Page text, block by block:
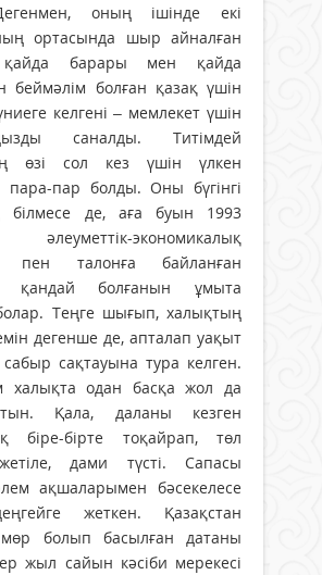
оның ішінде екі
ортасында шыр айналған
қайда барары мен қайда
беймәлім болған қазақ үшін
келгені – мемлекет үшін
саналды. Титімдей
өзі сол кез үшін үлкен
пара-пар болды. Оны бүгінгі
білмесе де, аға буын 1993
экономикалық
пен талонға байланған
қандай болғанын ұмыта
Теңге шығып, халықтың
дегенше де, апталап уақыт
сабыр сақтауына тура келген.
халықта одан басқа жол да
Қала, даланы кезген
біре-бірте тоқайрап, төл
дами түсті. Сапасы
ақшаларымен бәсекелесе
жеткен. Қазақстан
болып басылған датаны
жыл сайын кәсіби мерекесі